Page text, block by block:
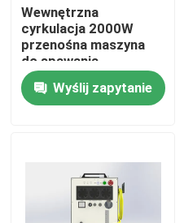
Wycieczka po fabryce
Kontrola jakości
Poprosić o wycenę
Laser z zielonym włóknem
Wewnętrzna
cyrkulacja 2000W
przenośna maszyna
do spawania
laserowego dla grubi i
cienkich materiałów
Wyślij zapytanie